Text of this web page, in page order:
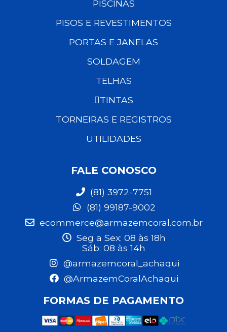
PISCINAS
PISOS E REVESTIMENTOS
PORTAS E JANELAS
SOLDAGEM
TELHAS
TINTAS
TORNEIRAS E REGISTROS
UTILIDADES
FALE CONOSCO
(81) 3972-7751
(81) 99187-9002
ecommerce@armazemcoral.com.br
Seg a Sex: 08 às 18h
Sáb: 08 às 14h
@armazemcoral_achaqui
@ArmazemCoralAchaqui
FORMAS DE PAGAMENTO